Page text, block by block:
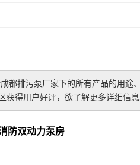
成都排污泵厂家 下的所有产品的用途
获得用户好评，欲了解更多详细信
防双动力泵房